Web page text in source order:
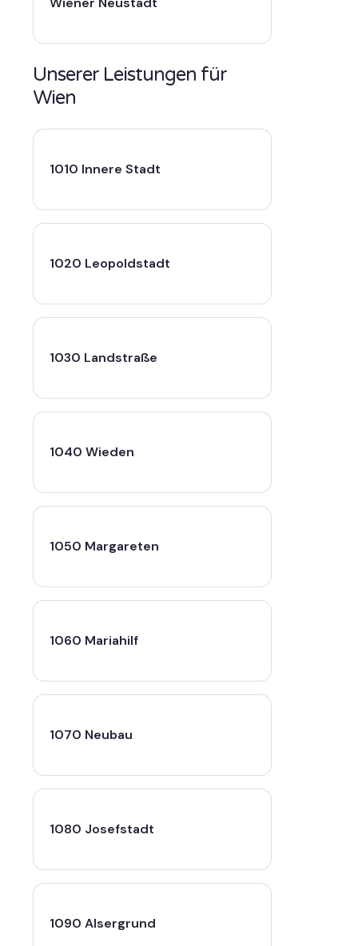
Unserer Leistungen für
Wien
1010 Innere Stadt
1020 Leopoldstadt
1030 Landstraße
1040 Wieden
1050 Margareten
1060 Mariahilf
1070 Neubau
1080 Josefstadt
1090 Alsergrund